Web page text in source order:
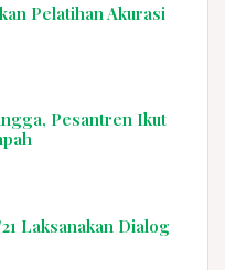
Pelatihan Akurasi
Pesantren Ikut
Laksanakan Dialog